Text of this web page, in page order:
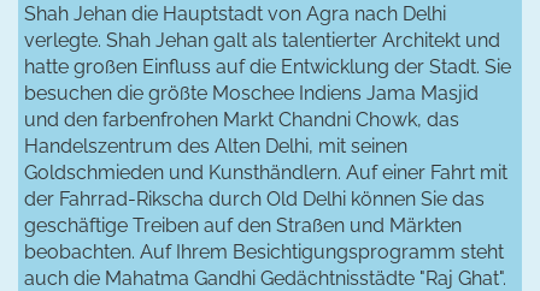
Shah Jehan die Hauptstadt von Agra nach Delhi
verlegte. Shah Jehan galt als talentierter Architekt und
hatte großen Einfluss auf die Entwicklung der Stadt. Sie
besuchen die größte Moschee Indiens Jama Masjid
und den farbenfrohen Markt Chandni Chowk, das
Handelszentrum des Alten Delhi, mit seinen
Goldschmieden und Kunsthändlern. Auf einer Fahrt mit
der Fahrrad-Rikscha durch Old Delhi können Sie das
geschäftige Treiben auf den Straßen und Märkten
beobachten. Auf Ihrem Besichtigungsprogramm steht
auch die Mahatma Gandhi Gedächtnisstädte "Raj Ghat".